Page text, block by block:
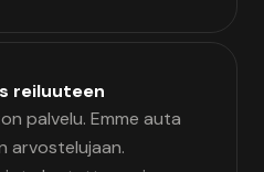
reiluuteen
palvelu. Emme auta
arvostelujaan.